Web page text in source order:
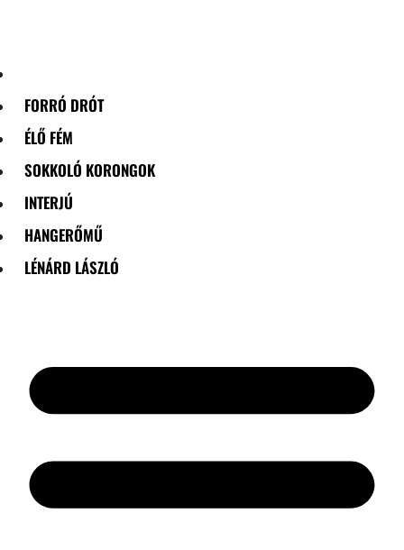
FORRÓ DRÓT
ÉLŐ FÉM
SOKKOLÓ KORONGOK
INTERJÚ
HANGERŐMŰ
LÉNÁRD LÁSZLÓ